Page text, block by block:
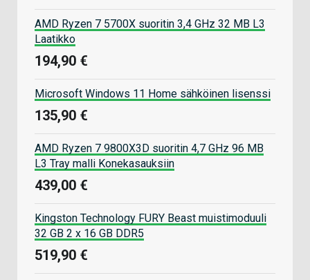
AMD Ryzen 7 5700X suoritin 3,4 GHz 32 MB L3
Laatikko
194,90 €
Microsoft Windows 11 Home sähköinen lisenssi
135,90 €
AMD Ryzen 7 9800X3D suoritin 4,7 GHz 96 MB
L3 Tray malli Konekasauksiin
439,00 €
Kingston Technology FURY Beast muistimoduuli
32 GB 2 x 16 GB DDR5
519,90 €